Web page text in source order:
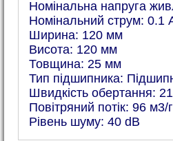
Номінальна напруга
Номінальний струм: 0.1
Ширина: 120 мм
Висота: 120 мм
Товщина: 25 мм
Тип підшипника:
Швидкість обертання:
Повітряний потік: 96 м3/
Рівень шуму: 40 dB